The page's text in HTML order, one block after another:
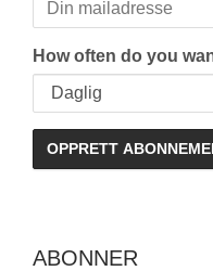
How often do you
ABONNER